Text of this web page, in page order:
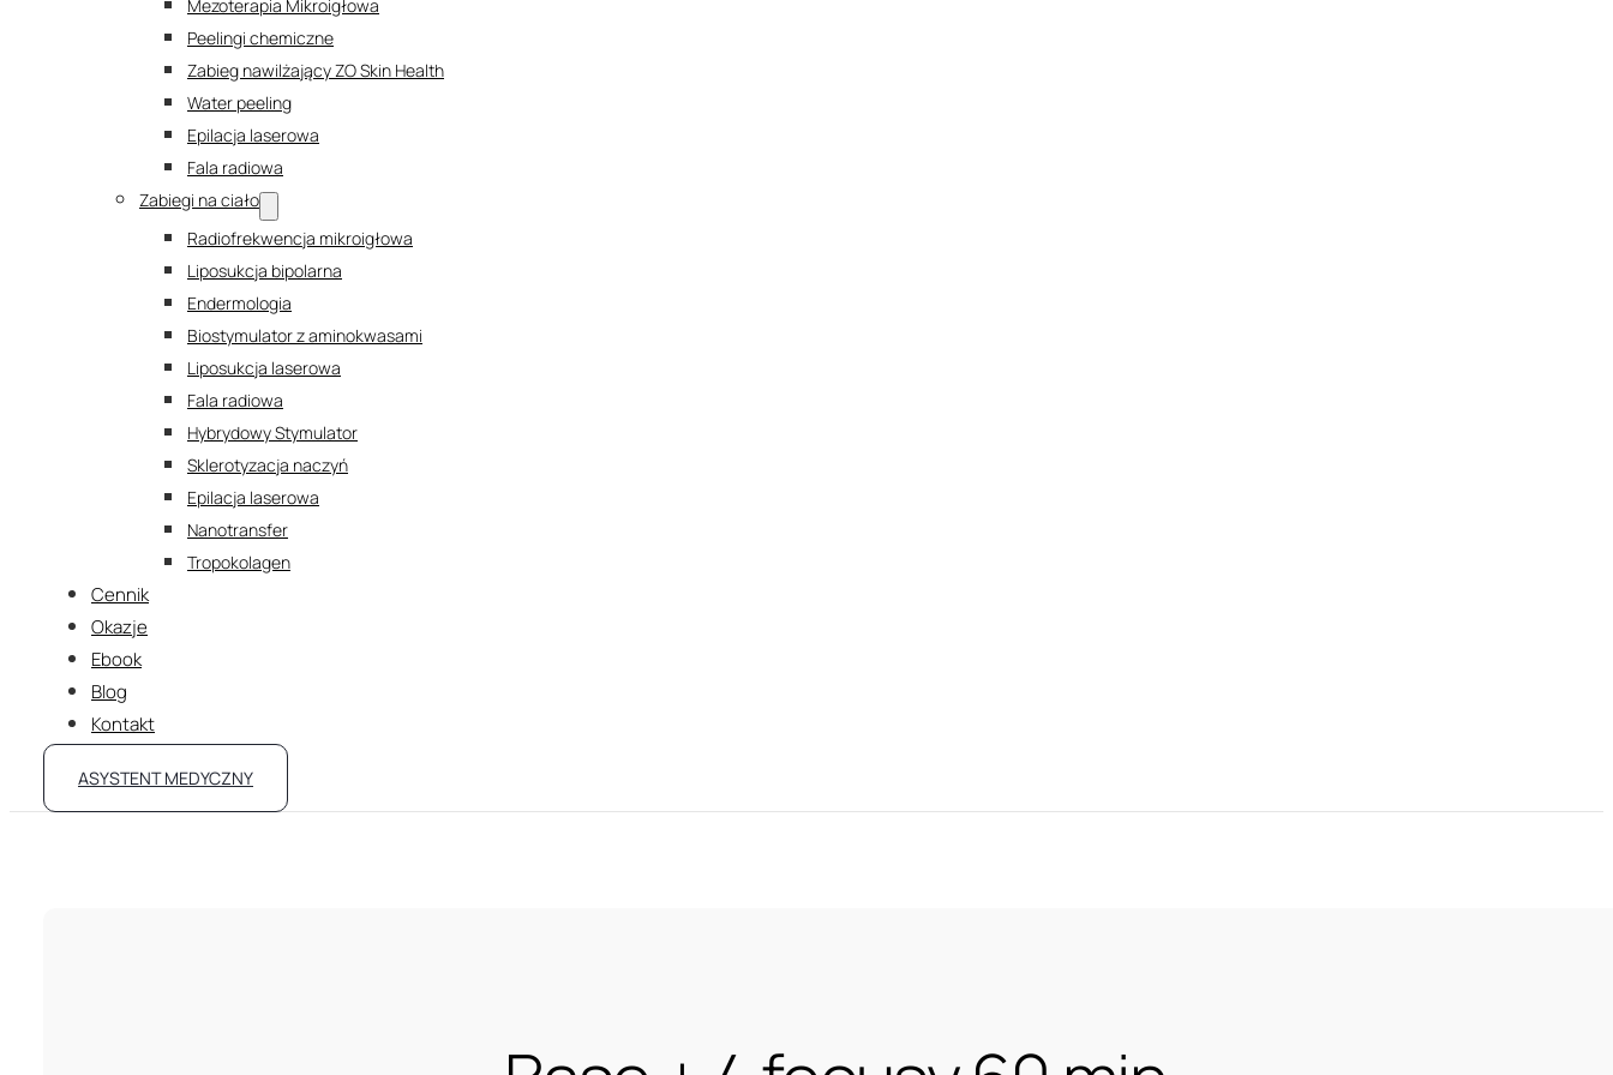
Mezoterapia Mikroigłowa
Peelingi chemiczne
Zabieg nawilżający ZO Skin Health
Water peeling
Epilacja laserowa
Fala radiowa
Zabiegi na ciało
Radiofrekwencja mikroigłowa
Liposukcja bipolarna
Endermologia
Biostymulator z aminokwasami
Liposukcja laserowa
Fala radiowa
Hybrydowy Stymulator
Sklerotyzacja naczyń
Epilacja laserowa
Nanotransfer
Tropokolagen
Cennik
Okazje
Ebook
Blog
Kontakt
ASYSTENT MEDYCZNY